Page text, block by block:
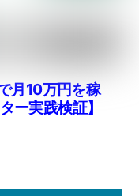
月10万円を稼
ー実践検証】